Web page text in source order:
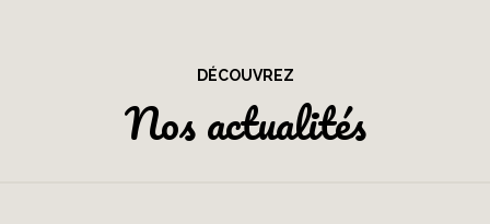
DÉCOUVREZ
Nos actualités